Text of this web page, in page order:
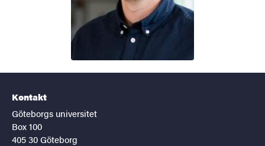
Kontakt
Göteborgs universitet
Box 100
405 30 Göteborg